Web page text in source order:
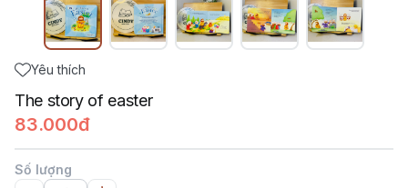
Yêu thích
The story of easter
83.000đ
Số lượng